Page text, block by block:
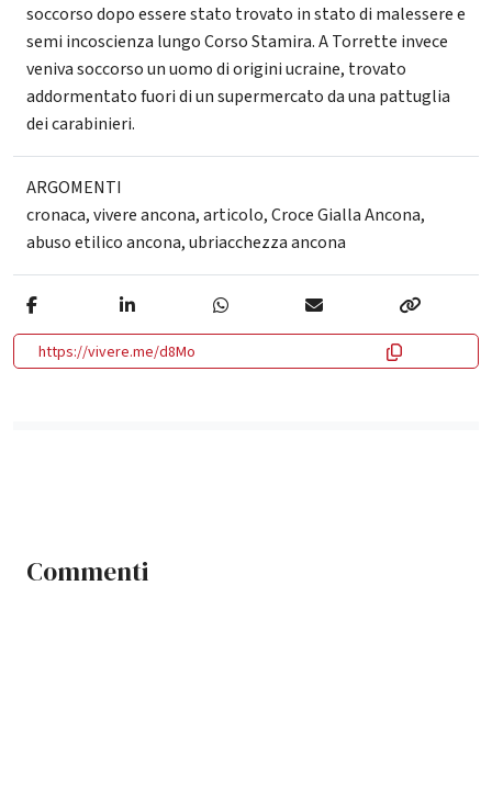
soccorso dopo essere stato trovato in stato di malessere e
semi incoscienza lungo Corso Stamira. A Torrette invece
veniva soccorso un uomo di origini ucraine, trovato
addormentato fuori di un supermercato da una pattuglia
dei carabinieri.
ARGOMENTI
cronaca,vivere ancona,articolo,Croce Gialla Ancona,
abuso etilico ancona,ubriacchezza ancona
https://vivere.me/d8Mo
Commenti